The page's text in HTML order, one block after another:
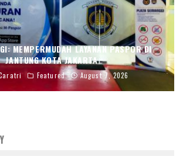
MEMPERMUDAH LAYANAN PASPOR DI
JANTUNG KOTA JAKARTA
Featured August 7, 2026